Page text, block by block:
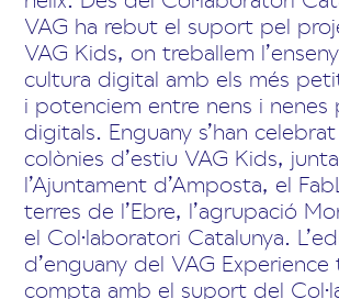
VAG ha rebut el suport pel
VAG Kids, on treballem
cultura digital amb els més
i potenciem entre nens i nenes
digitals. Enguany s’han
colònies d’estiu VAG Kids,
l’Ajuntament d’Amposta, el
terres de l’Ebre, l’agrupació
el Col·laboratori Catalunya.
d’enguany del VAG
compta amb el suport del